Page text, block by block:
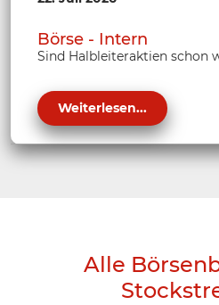
Börse - Intern
Sind Halbleiteraktien schon
Weiterlesen...
Alle